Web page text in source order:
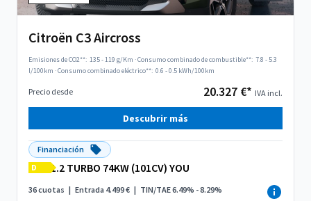
Citroën C3 Aircross
Emisiones de CO2**: 135 - 119 g/Km ·Consumo combinado de combustible**: 7.8 - 5.3
l/100km ·Consumo combinado eléctrico**: 0.6 - 0.5 kWh/100km
Precio desde 20.327 €* IVA incl.
Descubrir más
Financiación
D
1.2 TURBO 74KW (101CV) YOU
36 cuotas | Entrada 4.499 € | TIN/TAE 6.49% - 8.29%